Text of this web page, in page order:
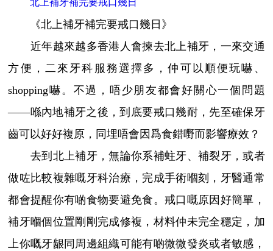
北上補牙補完要戒口幾日
《北上補牙補完要戒口幾日》
近年越來越多香港人會揀去北上補牙，一來交通
方便，二來牙科服務選擇多，仲可以順便玩嚇、
shopping嚇。不過，唔少朋友都會好關心一個問題
——喺內地補牙之後，到底要戒口幾耐，先至確保牙
齒可以好好複原，同埋唔會因爲食錯嘢而影響療效？
去到北上補牙，無論你系補蛀牙、補裂牙，或者
做咗比較複雜嘅牙科治療，完成手術嗰刻，牙醫通常
都會提醒你有啲食物要避免食。戒口嘅原因好簡單，
補牙嗰個位置剛剛完成修複，材料仲未完全穩定，加
上你嘅牙龈同周邊組織可能有啲微微發炎或者敏感，